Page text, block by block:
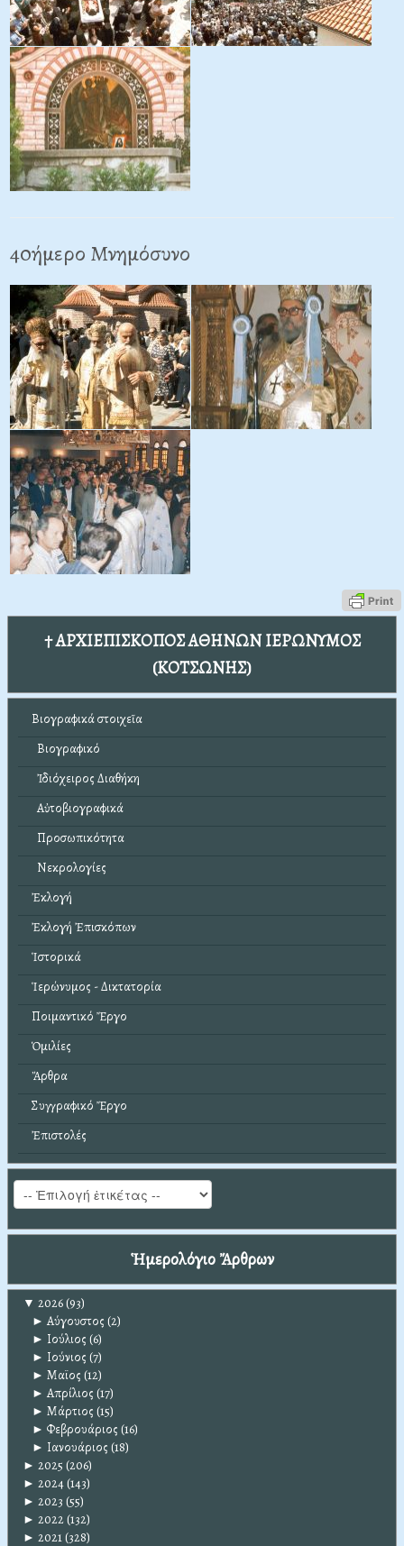
40ήμερο Μνημόσυνο
† ΑΡΧΙΕΠΙΣΚΟΠΟΣ ΑΘΗΝΩΝ ΙΕΡΩΝΥΜΟΣ
(ΚΟΤΣΩΝΗΣ)
Βιογραφικά στοιχεῖα
Βιογραφικό
Ἰδιόχειρος Διαθήκη
Αὐτοβιογραφικά
Προσωπικότητα
Νεκρολογίες
Ἐκλογή
Ἐκλογή Ἐπισκόπων
Ἱστορικά
Ἱερώνυμος - Δικτατορία
Ποιμαντικό Ἔργο
Ὁμιλίες
Ἄρθρα
Συγγραφικό Ἔργο
Ἐπιστολές
Ἡμερολόγιο Ἄρθρων
▼ 2026(93)
► Αύγουστος (2)
► Ιούλιος (6)
► Ιούνιος (7)
► Μαϊος (12)
► Απρίλιος (17)
► Μάρτιος (15)
► Φεβρουάριος (16)
► Ιανουάριος (18)
► 2025 (206)
► 2024(143)
► 2023 (55)
► 2022(132)
► 2021(328)